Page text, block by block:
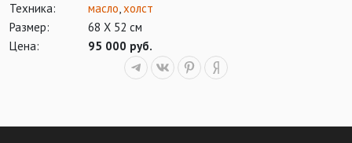
Техника:
масло,холст
Размер:
68 Х 52 см
Цена:
95 000 руб.